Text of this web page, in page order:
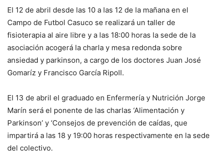
El 12 de abril desde las 10 a las 12 de la mañana en el
Campo de Futbol Casuco se realizará un taller de
fisioterapia al aire libre y a las 18:00 horas la sede de la
asociación acogerá la charla y mesa redonda sobre
ansiedad y parkinson, a cargo de los doctores Juan José
Gomaríz y Francisco García Ripoll.
El 13 de abril el graduado en Enfermería y Nutrición Jorge
Marín será el ponente de las charlas ‘Alimentación y
Parkinson’ y ‘Consejos de prevención de caídas, que
impartirá a las 18 y 19:00 horas respectivamente en la sede
del colectivo.